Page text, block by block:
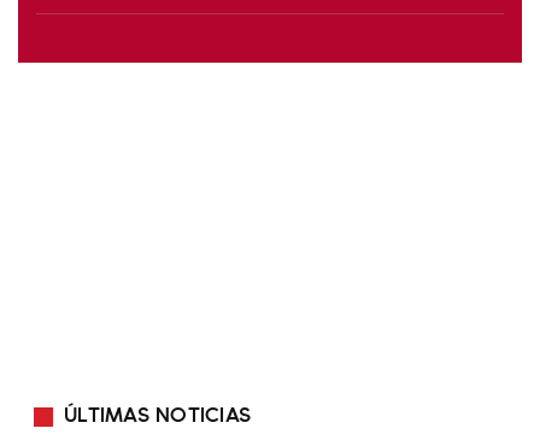
ÚLTIMAS NOTICIAS